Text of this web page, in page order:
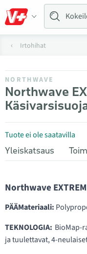
Irtohihat
NORTHWAVE
Northwave
Tuote ei ole saatavilla
Yleiskatsaus
Northwave
PÄÄMateriaali:
TEKNOLOGIA: BioMap-
ja tuulettavat, 4-